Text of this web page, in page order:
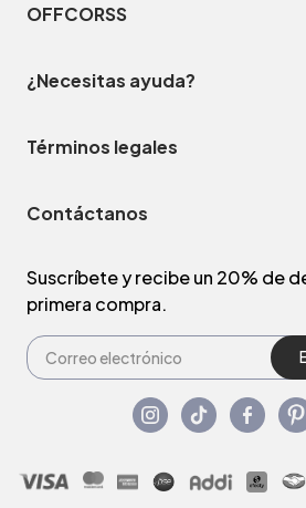
OFFCORSS
¿Necesitas ayuda?
Términos legales
Contáctanos
Suscríbete y recibe un 20% de
primera compra.